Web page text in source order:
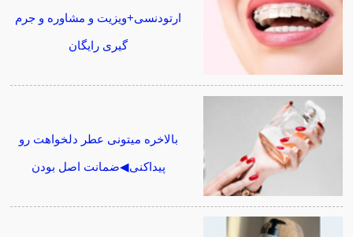
ارتودنسی+ویزیت و مشاوره و جرم
گیری رایگان
بالاخره میتونی عطر دلخواهت رو
پیداکنی◀ضمانت اصل بودن